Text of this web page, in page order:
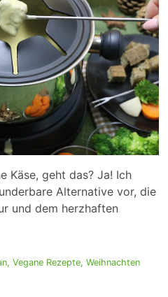
Käse, geht das? Ja! Ich
Alternative vor, die
und dem herzhaften
, Vegane Rezepte, Weihnachten